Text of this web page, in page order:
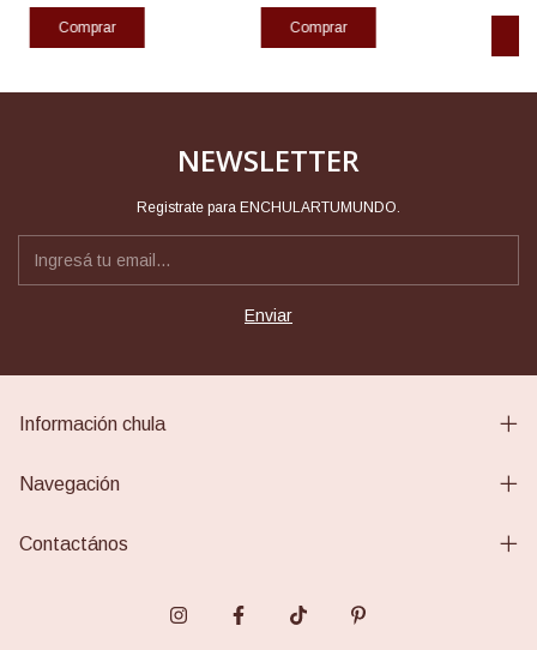
NEWSLETTER
Registrate para ENCHULARTUMUNDO.
Información chula
Navegación
Contactános